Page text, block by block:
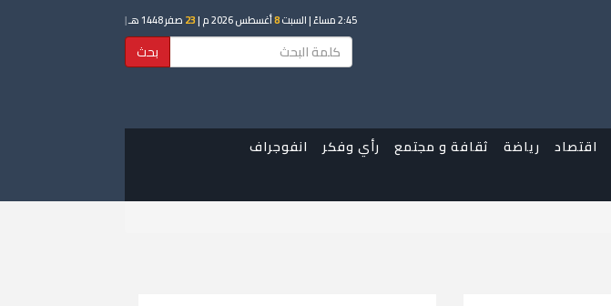
2:45 مساءً | السبت8أغسطس 2026 م | 23 صفر 1448 هـ |
بحث
اقتصاد رياضة ثقافة و مجتمع رأي وفكر
انفوجراف